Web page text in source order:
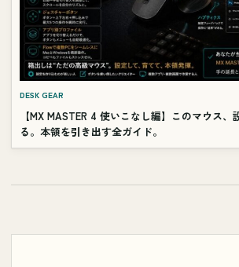
DESK GEAR
【MX MASTER 4 使いこなし編】このマウス
る。本領を引き出す全ガイド。